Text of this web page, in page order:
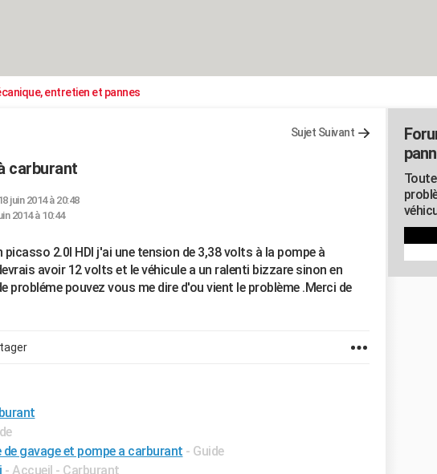
entretien et pannes
Sujet Suivant
carburant
juin 2014 à 20:48
2014 à 10:44
picasso 2.0l HDI j'ai une tension de 3,38 volts à la pompe à
avoir 12 volts et le véhicule a un ralenti bizzare sinon en
probléme pouvez vous me dire d'ou vient le problème .Merci de
gavage et pompe a carburant - Guide
- Accueil - Carburant